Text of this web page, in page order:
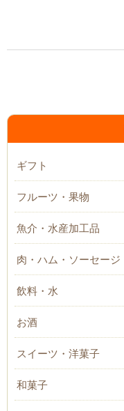
ギフト
フルーツ・果物
魚介・水産加工品
肉・ハム・ソーセージ
飲料・水
お酒
スイーツ・洋菓子
和菓子